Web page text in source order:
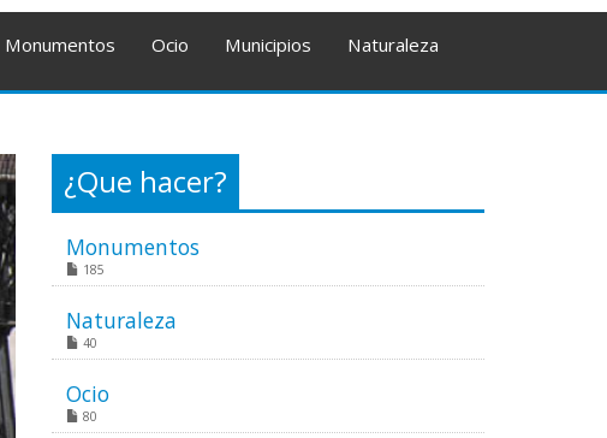
Monumentos Ocio Municipios Naturaleza
¿Que hacer?
Monumentos
185
Naturaleza
40
Ocio
80